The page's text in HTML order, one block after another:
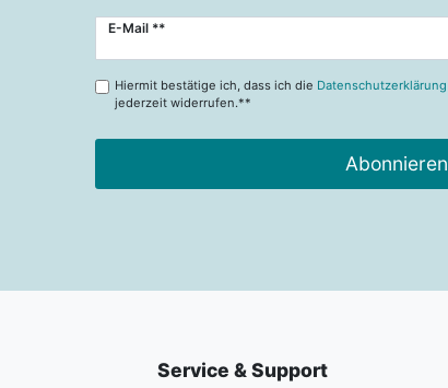
E-Mail **
Newsletter
Hiermit bestätige ich, dass ich die Datenschutzerklärung
jederzeit widerrufen.**
Abonnieren
Service & Support